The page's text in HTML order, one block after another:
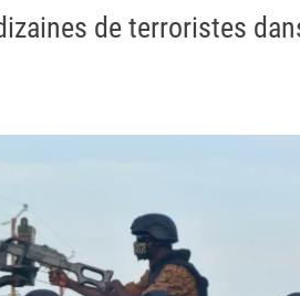
de terroristes